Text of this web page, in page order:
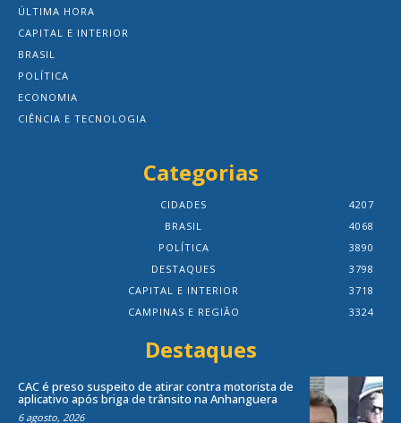
ÚLTIMA HORA
CAPITAL E INTERIOR
BRASIL
POLÍTICA
ECONOMIA
CIÊNCIA E TECNOLOGIA
Categorias
CIDADES
4207
BRASIL
4068
POLÍTICA
3890
DESTAQUES
3798
CAPITAL E INTERIOR
3718
CAMPINAS E REGIÃO
3324
Destaques
CAC é preso suspeito de atirar contra motorista de
aplicativo após briga de trânsito na Anhanguera
6 agosto, 2026